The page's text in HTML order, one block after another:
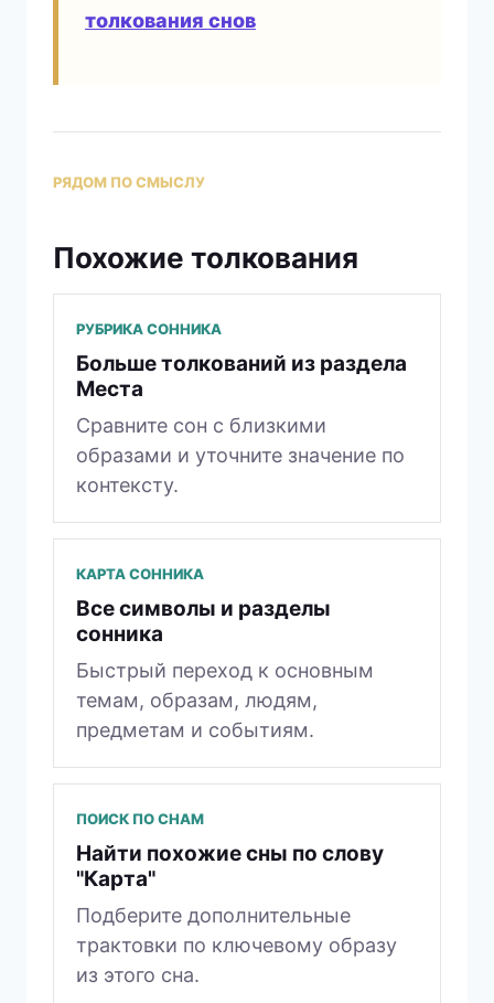
толкования снов
РЯДОМ ПО СМЫСЛУ
Похожие толкования
РУБРИКА СОННИКА
Больше толкований из раздела
Места
Сравните сон с близкими
образами и уточните значение по
контексту.
КАРТА СОННИКА
Все символы и разделы
сонника
Быстрый переход к основным
темам, образам, людям,
предметам и событиям.
ПОИСК ПО СНАМ
Найти похожие сны по слову
"Карта"
Подберите дополнительные
трактовки по ключевому образу
из этого сна.